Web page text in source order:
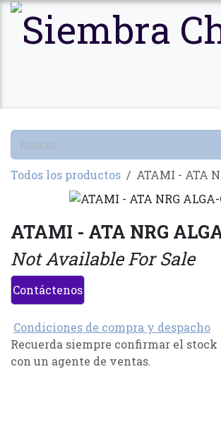
Ir al contenido
Todos los productos ATAMI - ATA
ATAMI - ATA NRG
Not Available For Sale
Contáctenos
Condiciones de compra y despacho
Recuerda siempre confirmar el stock
con un agente de ventas.